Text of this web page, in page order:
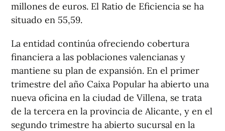
millones de euros. El Ratio de Eficiencia se ha
situado en 55,59.
La entidad continúa ofreciendo cobertura
financiera a las poblaciones valencianas y
mantiene su plan de expansión. En el primer
trimestre del año Caixa Popular ha abierto una
nueva oficina en la ciudad de Villena, se trata
de la tercera en la provincia de Alicante, y en el
segundo trimestre ha abierto sucursal en la